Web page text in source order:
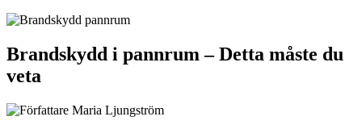
Brandskydd i pannrum – Detta måste du
veta